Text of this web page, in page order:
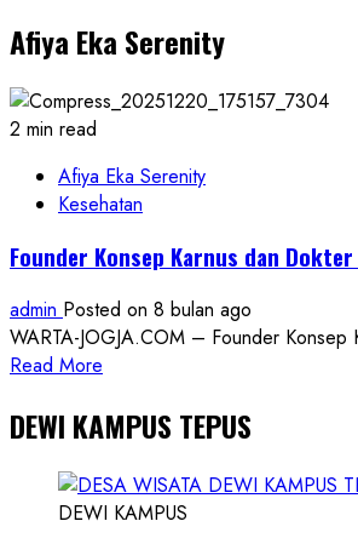
Afiya Eka Serenity
2 min read
Afiya Eka Serenity
Kesehatan
Founder Konsep Karnus dan
admin Posted on 8 bulan ago
WARTA-JOGJA.COM – Founder Konsep
Read More
about
Founder
Konsep
Karnus
DEWI KAMPUS TEPUS
DEWI KAMPUS